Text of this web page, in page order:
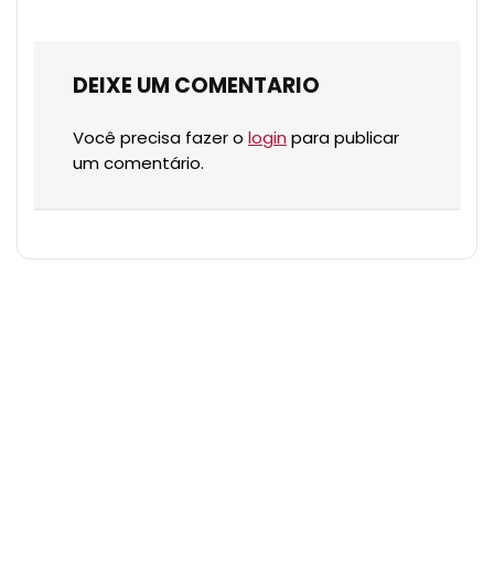
DEIXE UM COMENTARIO
Você precisa fazer o login para publicar
um comentário.